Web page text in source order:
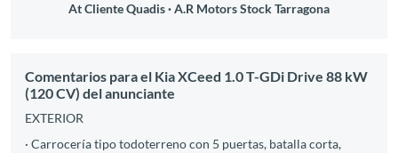
At Cliente Quadis A.R Motors Stock Tarragona
Comentarios para el Kia XCeed 1.0 T-GDi Drive 88 kW
(120 CV) del anunciante
EXTERIOR
· Carrocería tipo todoterreno con 5 puertas, batalla corta,